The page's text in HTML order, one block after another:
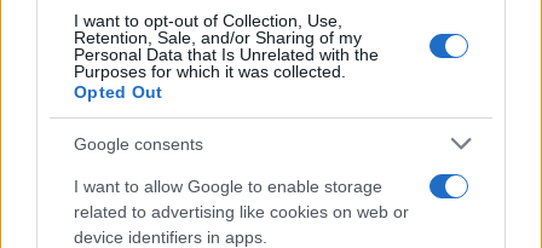
I want to opt-out of Collection, Use,
Retention, Sale, and/or Sharing of my
Personal Data that Is Unrelated with the
Purposes for which it was collected.
Opted Out
Google consents
I want to allow Google to enable storage
related to advertising like cookies on web or
device identifiers in apps.
Η έννοια της «ψηφιακής αποτοξίνωσης» έχει γίνει
πιο δημοφιλής τα τελευταία χρόνια, καθώς οι
καταναλωτές, κυρίως της GenZ, προσπαθούν να
περιορίσουν τις επιβλαβείς επιπτώσεις των μέσων
κοινωνικής δικτύωσης στην καθημερινή τους ζωή.